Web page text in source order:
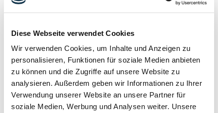
Diese Webseite verwendet Cookies
Wir verwenden Cookies, um Inhalte und Anzeigen zu
personalisieren, Funktionen für soziale Medien anbieten
zu können und die Zugriffe auf unsere Website zu
analysieren. Außerdem geben wir Informationen zu Ihrer
Verwendung unserer Website an unsere Partner für
soziale Medien, Werbung und Analysen weiter. Unsere
Wasserinstallationen nachTRWI/TRGI
Wechsel von Wasserzählern nachTRWI
Wechsel von Gaszählern nach TRGI
Stromzählerwechsel
Moderne und intelligente Messsysteme
Allgemeine Hausanschlusskontrollen
Schieber- und Hydrantenkontrollen